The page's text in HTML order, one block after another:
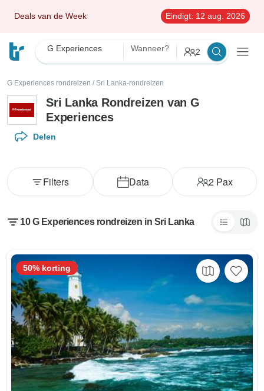
Deals van de Week Eindigt: 12 aug. 2026
G Experiences Wanneer? 2
G Experiences rondreizen / Sri Lanka-rondreizen
Sri Lanka Rondreizen van G
Experiences
Delen
Data 2 Pax
Filters
10 G Experiences rondreizen in Sri Lanka
50% korting